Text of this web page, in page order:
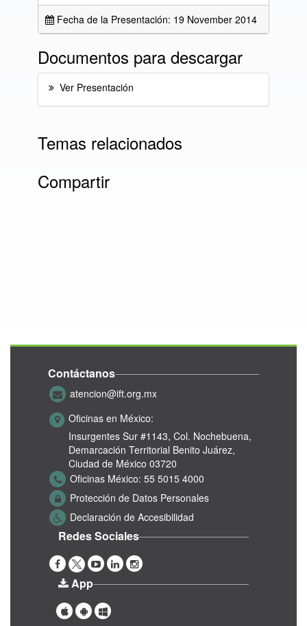
Fecha de la Presentación: 19 November 2014
Documentos para descargar
Ver Presentación
Temas relacionados
Compartir
Contáctanos
atencion@ift.org.mx
Oficinas en México:
Insurgentes Sur #1143, Col. Nochebuena,
Demarcación Territorial Benito Juárez,
Ciudad de México 03720
Oficinas México: 55 5015 4000
Protección de Datos Personales
Declaración de Accesibilidad
Redes Sociales
App